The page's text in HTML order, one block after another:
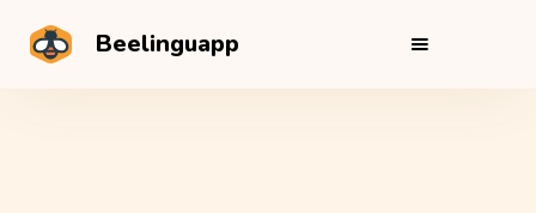
Beelinguapp